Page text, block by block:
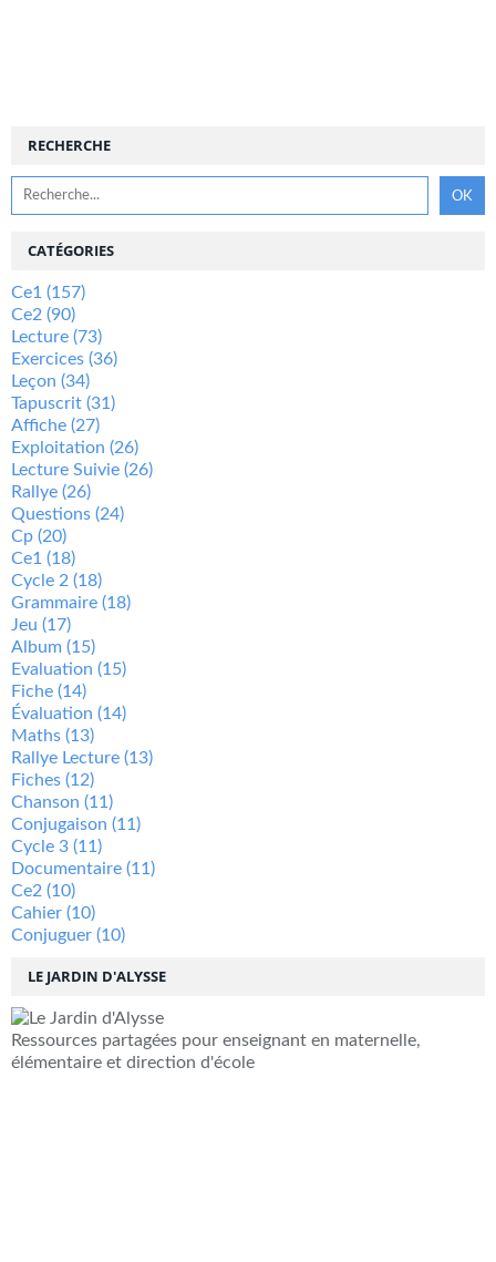
RECHERCHE
LE JARDIN D'ALYSSE
Ressources partagées pour enseignant en maternelle,
élémentaire et direction d'école
CATÉGORIES
Ce1 (157)
Ce2 (90)
Lecture (73)
Exercices (36)
Leçon (34)
Tapuscrit (31)
Affiche (27)
Exploitation (26)
Lecture Suivie (26)
Rallye (26)
Questions (24)
Cp (20)
Ce1 (18)
Cycle 2 (18)
Grammaire (18)
Jeu (17)
Album (15)
Evaluation (15)
Fiche (14)
Évaluation (14)
Maths (13)
Rallye Lecture (13)
Fiches (12)
Chanson (11)
Conjugaison (11)
Cycle 3 (11)
Documentaire (11)
Ce2 (10)
Cahier (10)
Conjuguer (10)